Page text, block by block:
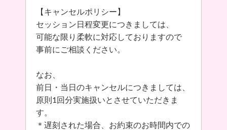
【キャンセルポリシー】
セッション日程変更につきましては、
可能な限り柔軟に対応しておりますので
事前にご相談ください。
なお、
前日・当日のキャンセルにつきましては、
原則1回分実施扱いとさせていただきま
す。
＊遅刻された場合、お約束のお時間内での